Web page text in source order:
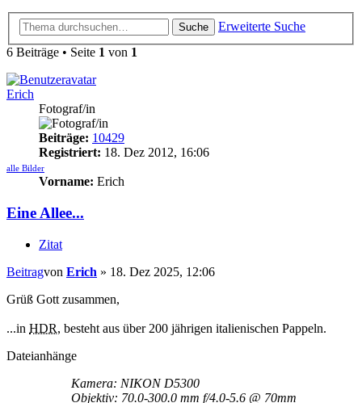
Suche
Erweiterte Suche
6 Beiträge • Seite 1 von 1
Erich
Fotograf/in
Beiträge: 10429
Registriert: 18. Dez 2012, 16:06
alle Bilder
Vorname: Erich
Eine Allee...
Zitat
Beitragvon Erich » 18. Dez 2025, 12:06
Grüß Gott zusammen,
...in HDR, besteht aus über 200 jährigen italienischen Pappeln.
Dateianhänge
Kamera: NIKON D5300
Objektiv: 70.0-300.0 mm f/4.0-5.6 @ 70mm